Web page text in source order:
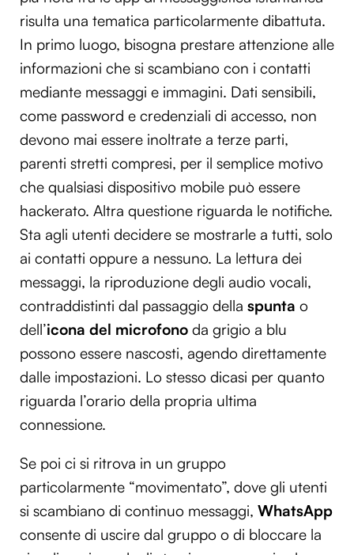
risulta una tematica particolarmente dibattuta.
In primo luogo, bisogna prestare attenzione alle
informazioni che si scambiano con i contatti
mediante messaggi e immagini. Dati sensibili,
come password e credenziali di accesso, non
devono mai essere inoltrate a terze parti,
parenti stretti compresi, per il semplice motivo
che qualsiasi dispositivo mobile può essere
hackerato. Altra questione riguarda le notifiche.
Sta agli utenti decidere se mostrarle a tutti, solo
ai contatti oppure a nessuno. La lettura dei
messaggi, la riproduzione degli audio vocali,
contraddistinti dal passaggio della spunta o
dell’icona del microfono da grigio a blu
possono essere nascosti, agendo direttamente
dalle impostazioni. Lo stesso dicasi per quanto
riguarda l’orario della propria ultima
connessione.
Se poi ci si ritrova in un gruppo
particolarmente “movimentato”, dove gli utenti
si scambiano di continuo messaggi, WhatsApp
consente di uscire dal gruppo o di bloccare la